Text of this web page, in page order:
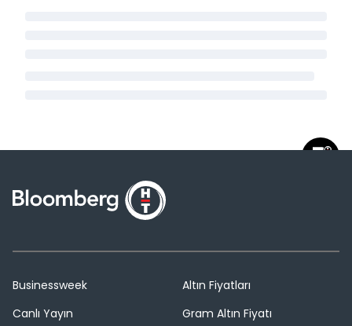
Businessweek
Canlı Yayın
Altın Fiyatları
Gram Altın Fiyatı